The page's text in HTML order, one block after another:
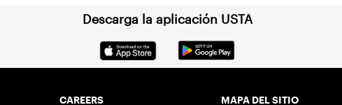
Descarga la aplicación USTA
CAREERS MAPA DEL SITIO